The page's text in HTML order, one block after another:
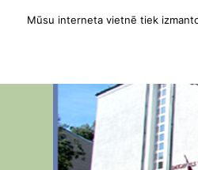
Mūsu interneta vietnē tiek